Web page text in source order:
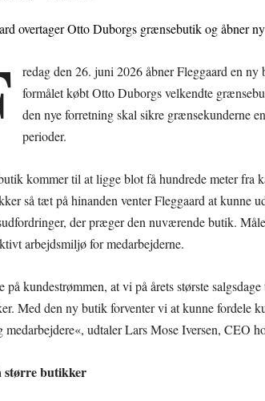
redag den 26. juni 2026 åbner Fleggaard en
formålet købt Otto Duborgs velkendte
den nye forretning skal sikre grænsekunderne
perioder.
kommer til at ligge blot få hundrede meter fra
så tæt på hinanden venter Fleggaard at kunne
der præger den nuværende butik.
arbejdsmiljø for medarbejderne.
på kundestrømmen, at vi på årets største
Med den ny butik forventer vi at kunne fordele
medarbejdere«, udtaler Lars Mose Iversen, CEO
større butikker